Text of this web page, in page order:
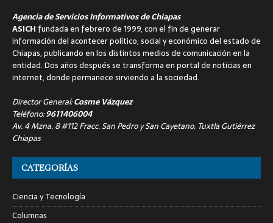
Agencia de Servicios Informativos de Chiapas
ASICH fundada en febrero de 1999, con el fin de generar
información del acontecer político, social y económico del estado de
Chiapas, publicando en los distintos medios de comunicación en la
entidad. Dos años después se transforma en portal de noticias en
internet, donde permanece sirviendo a la sociedad.
Director General:Cosme Vázquez
Teléfono:9611406004
Av. 4 Mzna. 8 #112 Fracc. San Pedro y San Cayetano, Tuxtla Gutiérrez
Chiapas
CATEGORÍAS
Ciencia y Tecnología
Columnas